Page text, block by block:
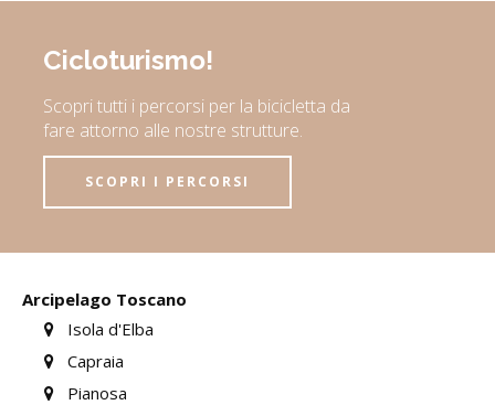
Cicloturismo!
Scopri tutti i percorsi per la bicicletta da
fare attorno alle nostre strutture.
SCOPRI I PERCORSI
Arcipelago Toscano
Isola d'Elba
Capraia
Pianosa